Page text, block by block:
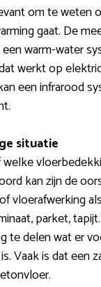
om te weten
gaat. De
warm-water
werkt op
een infrarood
situatie
kan zijn de
vloerafwerking
parket,
te delen wat er
Vaak is dat een